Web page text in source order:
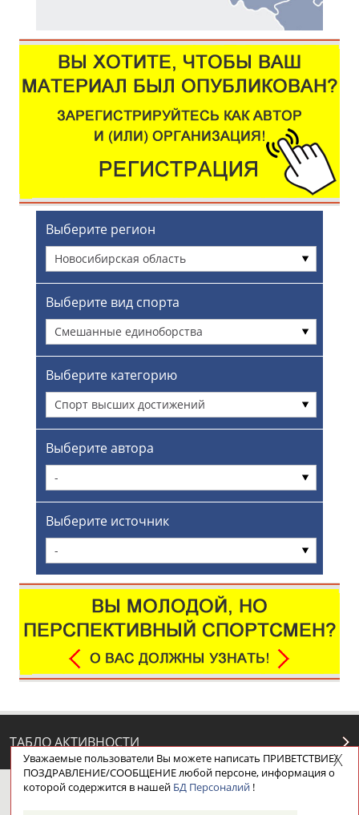
Выберите регион
Новосибирская область
Выберите вид спорта
Смешанные единоборства
Выберите категорию
Спорт высших достижений
Выберите автора
-
Выберите источник
-
ТАБЛО АКТИВНОСТИ
ЦЕЛИ ПРОЕКТА НАШИ КНОПКИ
Уважаемые пользователи Вы можете написать ПРИВЕТСТВИЕ/
ПОЗДРАВЛЕНИЕ/СООБЩЕНИЕ любой персоне, информация о
которой содержится в нашей БД Персоналий!